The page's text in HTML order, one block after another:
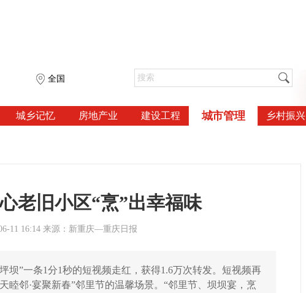
全国
城乡记忆 房地产业 建设工程 城市管理 乡村振兴
老旧小区“烹”出幸福味
11 16:14 来源：新重庆—重庆日报
坝”一条1分1秒的短视频走红，获得1.6万次转发。短视频再
睦邻·宴聚新春”邻里节的温馨场景。“邻里节、坝坝宴，烹